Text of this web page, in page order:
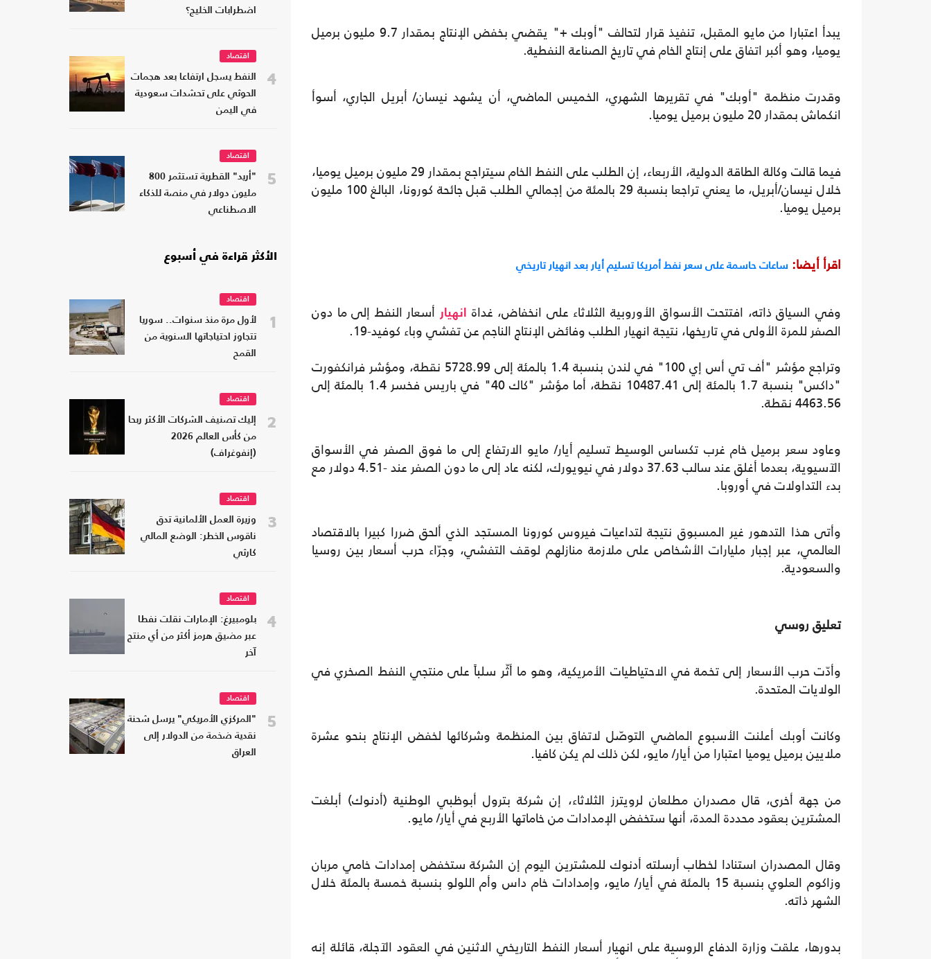
يبدأ اعتبارا من مايو المقبل، تنفيذ قرار لتحالف "أوبك +" يقضي بخفض الإنتاج بمقدار 9.7 مليون برميل
يوميا، وهو أكبر اتفاق على إنتاج الخام في تاريخ الصناعة النفطية.
وقدرت منظمة "أوبك" في تقريرها الشهري، الخميس الماضي، أن يشهد نيسان/ أبريل الجاري، أسوأ
انكماش بمقدار 20 مليون برميل يوميا.
فيما قالت وكالة الطاقة الدولية، الأربعاء، إن الطلب على النفط الخام سيتراجع بمقدار 29 مليون برميل يوميا،
خلال نيسان/أبريل، ما يعني تراجعا بنسبة 29 بالمئة من إجمالي الطلب قبل جائحة كورونا، البالغ 100 مليون
برميل يوميا.
اقرأ أيضا: ساعات حاسمة على سعر نفط أمريكا تسليم أيار بعد انهيار تاريخي
وفي السياق ذاته، افتتحت الأسواق الأوروبية الثلاثاء على انخفاض، غداة انهيار أسعار النفط إلى ما دون
الصفر للمرة الأولى في تاريخها، نتيجة انهيار الطلب وفائض الإنتاج الناجم عن تفشي وباء كوفيد-19.
وتراجع مؤشر "أف تي أس إي 100" في لندن بنسبة 1.4 بالمئة إلى 5728.99 نقطة، ومؤشر فرانكفورت
"داكس" بنسبة 1.7 بالمئة إلى 10487.41 نقطة، أما مؤشر "كاك 40" في باريس فخسر 1.4 بالمئة إلى
4463.56 نقطة.
وعاود سعر برميل خام غرب تكساس الوسيط تسليم أيار/ مايو الارتفاع إلى ما فوق الصفر في الأسواق
الآسيوية، بعدما أغلق عند سالب 37.63 دولار في نيويورك، لكنه عاد إلى ما دون الصفر عند -4.51 دولار مع
بدء التداولات في أوروبا.
وأتى هذا التدهور غير المسبوق نتيجة لتداعيات فيروس كورونا المستجد الذي ألحق ضررا كبيرا بالاقتصاد
العالمي، عبر إجبار مليارات الأشخاص على ملازمة منازلهم لوقف التفشي، وجرّاء حرب أسعار بين روسيا
والسعودية.
تعليق روسي
وأدّت حرب الأسعار إلى تخمة في الاحتياطيات الأمريكية، وهو ما أثّر سلباً على منتجي النفط الصخري في
الولايات المتحدة.
وكانت أوبك أعلنت الأسبوع الماضي التوصّل لاتفاق بين المنظمة وشركائها لخفض الإنتاج بنحو عشرة
ملايين برميل يوميا اعتبارا من أيار/ مايو، لكن ذلك لم يكن كافيا.
من جهة أخرى، قال مصدران مطلعان لرويترز الثلاثاء، إن شركة بترول أبوظبي الوطنية (أدنوك) أبلغت
المشترين بعقود محددة المدة، أنها ستخفض الإمدادات من خاماتها الأربع في أيار/ مايو.
وقال المصدران استنادا لخطاب أرسلته أدنوك للمشترين اليوم إن الشركة ستخفض إمدادات خامي مربان
وزاكوم العلوي بنسبة 15 بالمئة في أيار/ مايو، وإمدادات خام داس وأم اللولو بنسبة خمسة بالمئة خلال
الشهر ذاته.
بدورها، علقت وزارة الدفاع الروسية على انهيار أسعار النفط التاريخي الاثنين في العقود الآجلة، قائلة إنه
اضطرابات الخليج؟
4
اقتصاد
النفط يسجل ارتفاعا بعد هجمات
الحوثي على تحشدات سعودية
في اليمن
5
اقتصاد
"أريد" القطرية تستثمر 800
مليون دولار في منصة للذكاء
الاصطناعي
الأكثر قراءة في أسبوع
1
اقتصاد
لأول مرة منذ سنوات.. سوريا
تتجاوز احتياجاتها السنوية من
القمح
2
اقتصاد
إليك تصنيف الشركات الأكثر ربحا
من كأس العالم 2026
(إنفوغراف)
3
اقتصاد
وزيرة العمل الألمانية تدق
ناقوس الخطر: الوضع المالي
كارثي
4
اقتصاد
بلومبيرغ: الإمارات نقلت نفطا
عبر مضيق هرمز أكثر من أي منتج
آخر
5
اقتصاد
"المركزي الأمريكي" يرسل شحنة
نقدية ضخمة من الدولار إلى
العراق